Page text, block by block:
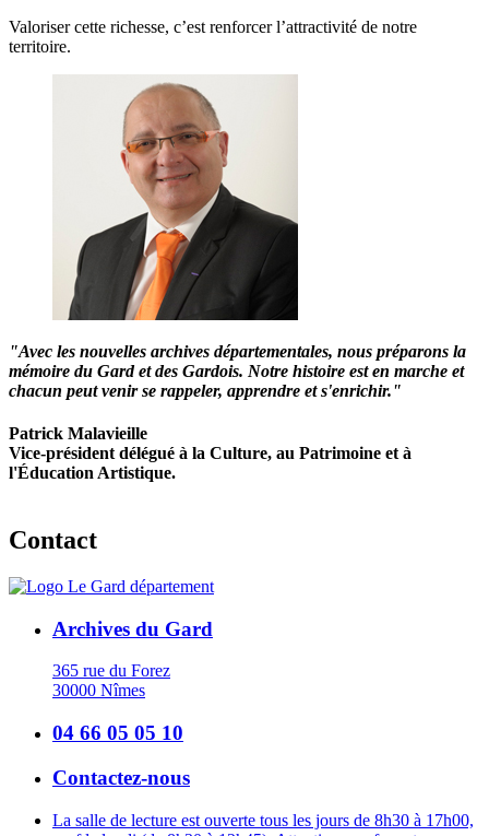
Valoriser cette richesse, c’est renforcer l’attractivité de notre
territoire.
"Avec les nouvelles archives départementales, nous préparons la
mémoire du Gard et des Gardois. Notre histoire est en marche et
chacun peut venir se rappeler, apprendre et s'enrichir."
Patrick Malavieille
Vice-président délégué à la Culture, au Patrimoine et à
l'Éducation Artistique.
Contact
Archives du Gard
365 rue du Forez
30000 Nîmes
04 66 05 05 10
Contactez-nous
La salle de lecture est ouverte tous les jours de 8h30 à 17h00,